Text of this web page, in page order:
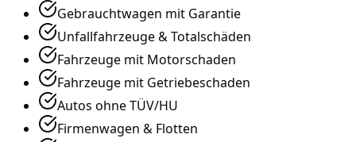
Gebrauchtwagen mit Garantie
Unfallfahrzeuge & Totalschäden
Fahrzeuge mit Motorschaden
Fahrzeuge mit Getriebeschaden
Autos ohne TÜV/HU
Firmenwagen & Flotten